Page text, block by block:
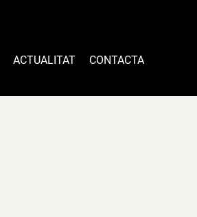
ACTUALITAT CONTACTA